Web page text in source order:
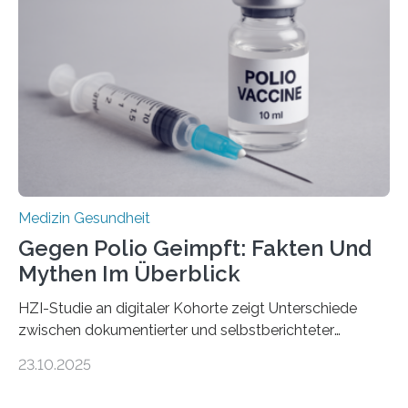
nur Tumorschwachstellen angreifen und normales
Gewebe verschonen. Forschende um Daniel Merk vom
Hertie-Institut für klinische Hirnforschung am
Universitätsklinikum Tübingen haben eine solche
Schwachstelle im Erbgut einer Untergruppe des
Medulloblastoms gefunden. Die Wilhelm Sander-
Stiftung unterstützte das Projekt…
Medizin Gesundheit
Gegen Polio Geimpft: Fakten Und
Mythen Im Überblick
HZI-Studie an digitaler Kohorte zeigt Unterschiede
zwischen dokumentierter und selbstberichteter
Kinderlähmung, ist eine ansteckende Krankheit, die
23.10.2025